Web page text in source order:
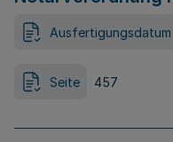
Ausfertigungsdatum
Seite 457